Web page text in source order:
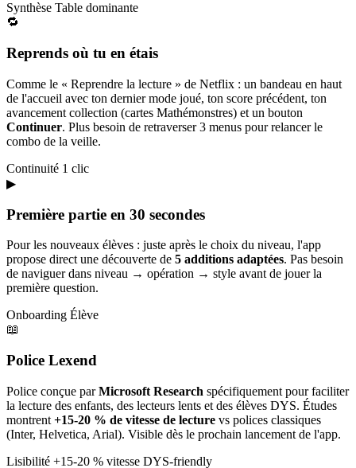
Synthèse Table dominante
🔁
Reprends où tu en étais
Comme le « Reprendre la lecture » de Netflix : un bandeau en haut
de l'accueil avec ton dernier mode joué, ton score précédent, ton
avancement collection (cartes Mathémonstres) et un bouton
Continuer. Plus besoin de retraverser 3 menus pour relancer le
combo de la veille.
Continuité 1 clic
▶
Première partie en 30 secondes
Pour les nouveaux élèves : juste après le choix du niveau, l'app
propose direct une découverte de 5 additions adaptées. Pas besoin
de naviguer dans niveau → opération → style avant de jouer la
première question.
Onboarding Élève
📖
Police Lexend
Police conçue parMicrosoft Research spécifiquement pour faciliter
la lecture des enfants, des lecteurs lents et des élèves DYS. Études
montrent +15-20 % de vitesse de lecture vs polices classiques
(Inter, Helvetica, Arial). Visible dès le prochain lancement de l'app.
Lisibilité +15-20 % vitesse DYS-friendly